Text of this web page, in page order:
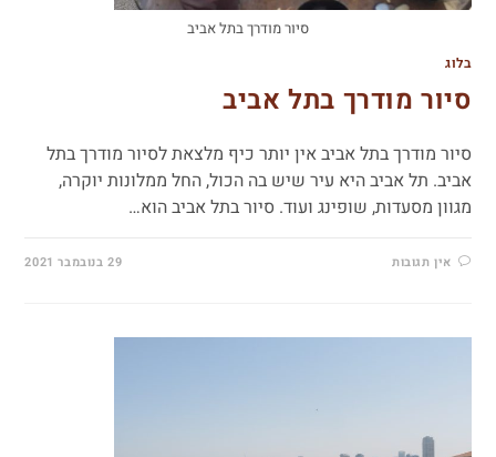
סיור מודרך בתל אביב
בלוג
סיור מודרך בתל אביב
סיור מודרך בתל אביב אין יותר כיף מלצאת לסיור מודרך בתל
אביב. תל אביב היא עיר שיש בה הכול, החל ממלונות יוקרה,
מגוון מסעדות, שופינג ועוד. סיור בתל אביב הוא…
אין תגובות 29 בנובמבר 2021